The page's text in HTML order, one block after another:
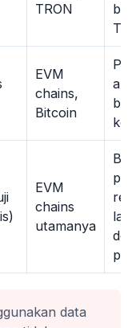
TRON
bot
EVM
chains,
Bitcoin
EVM
chains
utamanya
data